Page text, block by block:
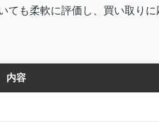
ても柔軟に評価し、買い取り
内容